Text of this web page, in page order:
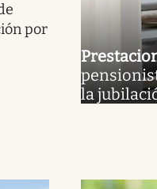
por
la